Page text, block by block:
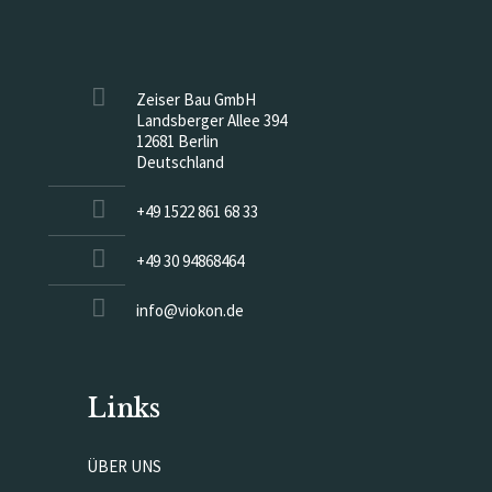
Zeiser Bau GmbH
Landsberger Allee 394
12681 Berlin
Deutschland
+49 1522 861 68 33
+49 30 94868464
info@viokon.de
Links
ÜBER UNS